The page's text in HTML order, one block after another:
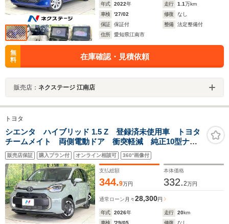
年式 2022年 走行 1.1万km
車検
'27/02 修復
なし
保証
保証付 整備
法定整備付
住所
愛知県江南市
無
料
在庫確認・見積依頼
販売店： ネクステージ 江南店
トヨタ
シエンタ ハイブリッド 1.5 Z 登録済未使用車 トヨタ
チームメイト 両側電動ドア 衝突軽減 純正10型ナ
ビ 全周囲カメラ ドラレコ ETC レーダークルー
ズ コーナーセンサー ブラインドスポットモニター
車線逸脱警報 LEDヘッド
販売店保証 購入プラン付 オンライン相談可 360°画像付
支払総額
344.9万円
本体価格
332.2万円
通常ローン 月々28,300円
年式 2026年 走行 20km